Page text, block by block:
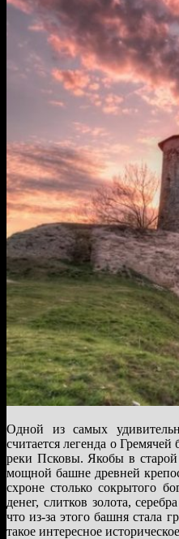
Одной из самых
считается легенда о
реки Псковы. Якобы в старой
мощной башне древней
схроне столько сокрытого
денег, слитков золота,
что из-за этого башня стала
такое интересное